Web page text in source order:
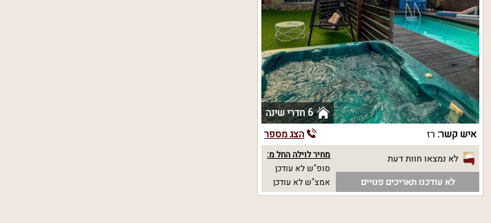
6 חדרי שינה
איש קשר: רז הצג מספר
לא נמצאו חוות דעת
לא עודכנו תאריכים פנויים
מחיר לוילה החל מ:
סופ"ש לא עודכן
אמצ"ש לא עודכן